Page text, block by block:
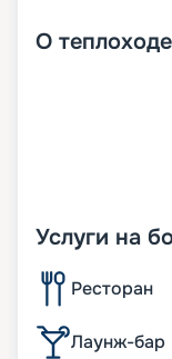
О теплоходе
Услуги на
Ресторан
Лаунж-бар